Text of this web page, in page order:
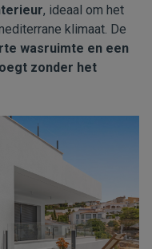
, ideaal om het
klimaat. De
wasruimte en een
zonder het